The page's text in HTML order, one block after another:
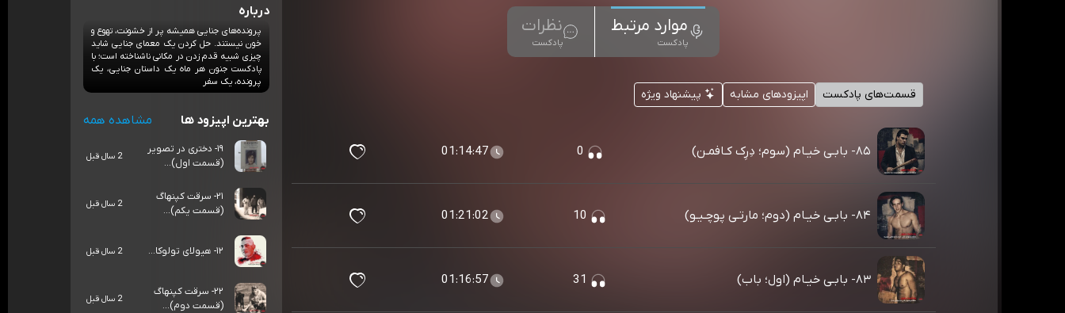
موارد مرتبط
پادکست
نظرات
پادکست
قسمت‌های پادکست اپیزودهای مشابه پیشنهاد ویژه
۸۵- بابـی خیـام (سوم؛ دِرِک کـافمـن) 01:14:47
۸۴- بابـی خیـام (دوم؛ مارتـی پوچـیـو) 01:21:02
۸۳- بابـی خیـام (اول؛ باب) 01:16:57
درباره
پرونده‌های جنایی همیشه پر از خشونت، تهوع و
خون نیستند. حل کردن یک معمای جنایی شاید
چیزی شبیه قدم زدن در مکانی ناشناخته است؛ با
پادکست جنون هر ماه یک داستان جنایی، یک
پرونده، یک سفر
بهترین اپیزود ها مشاهده همه
۱۹- دختری در تصویر
(قسمت اول)...
2 سال قبل
۲۱- سرقت کپنهاگ
(قسمت یکم)...
2 سال قبل
۱۲- هیولای تولوکا... 2 سال قبل
۲۲- سرقت کپنهاگ
(قسمت دوم)...
2 سال قبل